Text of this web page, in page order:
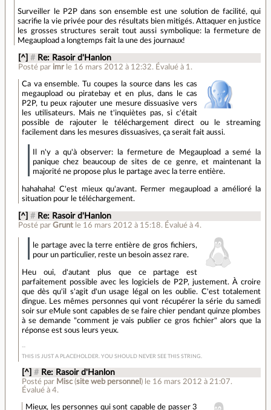
Surveiller le P2P dans son ensemble est une solution de facilité, qui
sacrifie la vie privée pour des résultats bien mitigés. Attaquer en justice
les grosses structures serait tout aussi symbolique: la fermeture de
Megaupload a longtemps fait la une des journaux!
[^] # Re: Rasoir d'Hanlon
Posté par imr le 16 mars 2012 à 12:32. Évalué à 1 .
Ca va ensemble. Tu coupes la source dans les cas
megaupload ou piratebay et en plus, dans le cas
P2P, tu peux rajouter une mesure dissuasive vers
les utilisateurs. Mais ne t'inquiètes pas, si c'était
possible de rajouter le téléchargement direct ou le streaming
facilement dans les mesures dissuasives, ça serait fait aussi.
Il n'y a qu'à observer: la fermeture de Megaupload a semé la
panique chez beaucoup de sites de ce genre, et maintenant la
majorité ne propose plus le partage avec la terre entière.
hahahaha! C'est mieux qu'avant. Fermer megaupload a amélioré la
situation pour le téléchargement.
[^] # Re: Rasoir d'Hanlon
Posté par Grunt le 16 mars 2012 à 15:18. Évalué à 4.
le partage avec la terre entière de gros fichiers,
pour un particulier, reste un besoin assez rare.
Heu oui, d'autant plus que ce partage est
parfaitement possible avec les logiciels de P2P, justement. À croire
que dès qu'il s'agit d'un usage légal on les oublie. C'est totalement
dingue. Les mêmes personnes qui vont récupérer la série du samedi
soir sur eMule sont capables de se faire chier pendant quinze plombes
à se demande "comment je vais publier ce gros fichier" alors que la
réponse est sous leurs yeux.
THIS IS JUST A PLACEHOLDER. YOU SHOULD NEVER SEE THIS STRING.
[^] # Re: Rasoir d'Hanlon
Posté par Misc(site web personnel ) le 16 mars 2012 à 21:07.
Évalué à4.
Mieux, les personnes qui sont capable de passer 3